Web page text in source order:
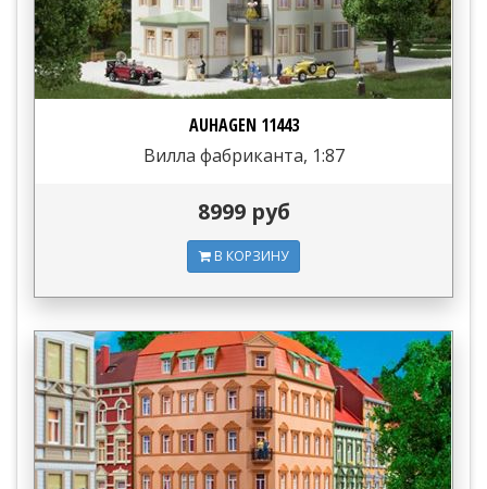
AUHAGEN 11443
Вилла фабриканта, 1:87
8999 руб
В КОРЗИНУ